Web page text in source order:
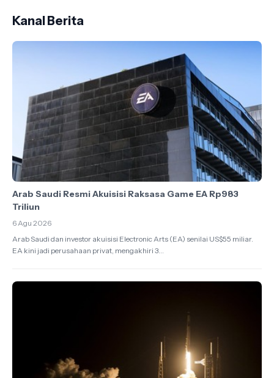
Kanal Berita
Arab Saudi Resmi Akuisisi Raksasa Game EA Rp983
Triliun
6 Agu 2026
Arab Saudi dan investor akuisisi Electronic Arts (EA) senilai US$55 miliar.
EA kini jadi perusahaan privat, mengakhiri 3...